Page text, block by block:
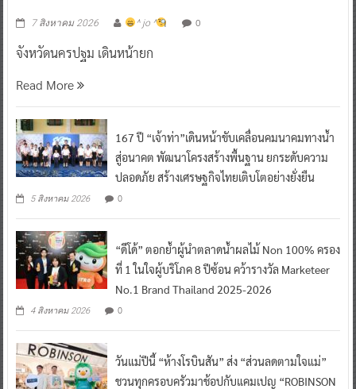
7 สิงหาคม 2026 ^ jo ^ 0
จังหวัดนครปฐม เดินหน้ายก
Read More
167 ปี “เจ้าท่า”เดินหน้าขับเคลื่อนคมนาคมทางน้ำ
สู่อนาคต พัฒนาโครงสร้างพื้นฐาน ยกระดับความ
ปลอดภัย สร้างเศรษฐกิจไทยเติบโตอย่างยั่งยืน
5 สิงหาคม 2026 0
“ดีโด้” ตอกย้ำผู้นำตลาดน้ำผลไม้ Non 100% ครอง
ที่ 1 ในใจผู้บริโภค 8 ปีซ้อน คว้ารางวัล Marketeer
No.1 Brand Thailand 2025-2026
4 สิงหาคม 2026 0
วันแม่ปีนี้ “ห้างโรบินสัน” ส่ง “ส่วนลดตามใจแม่”
ชวนทุกครอบครัวมาช้อปกับแคมเปญ “ROBINSON